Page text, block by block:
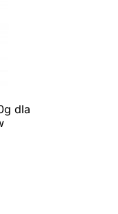
dla
do koszyka